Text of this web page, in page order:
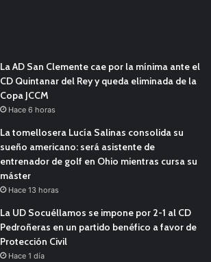
La AD San Clemente cae por la mínima ante el
CD Quintanar del Rey y queda eliminada de la
Copa JCCM
Hace 6 horas
La tomellosera Lucía Salinas consolida su
sueño americano: será asistente de
entrenador de golf en Ohio mientras cursa su
máster
Hace 13 horas
La UD Socuéllamos se impone por 2-1 al CD
Pedroñeras en un partido benéfico a favor de
Protección Civil
Hace 1 día